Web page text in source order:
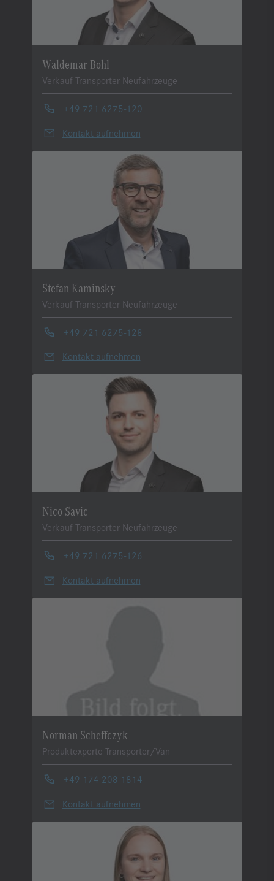
Waldemar Bohl
Verkauf Transporter Neufahrzeuge
+49 721 6275-120
Kontakt aufnehmen
Stefan Kaminsky
Verkauf Transporter Neufahrzeuge
+49 721 6275-128
Kontakt aufnehmen
Nico Savic
Verkauf Transporter Neufahrzeuge
+49 721 6275-126
Kontakt aufnehmen
Norman Scheffczyk
Produktexperte Transporter/Van
+49 174 208 1814
Kontakt aufnehmen